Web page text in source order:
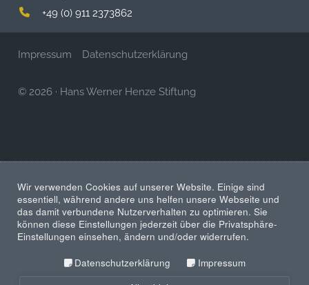
+49 (0) 911 2373862
Impressum Datenschutzerklärung
© 2026 · Hans Werner Henze Stiftung
Wir verwenden Cookies auf unserer Website. Einige sind
essentiell, während andere uns helfen unsere Webseite und
das damit verbundene Nutzerverhalten zu optimieren. Sie
können diese Einstellungen jederzeit über die Privatsphäre-
Einstellungen einsehen, ändern und/oder widerrufen.
Datenschutzerklärung
Impressum